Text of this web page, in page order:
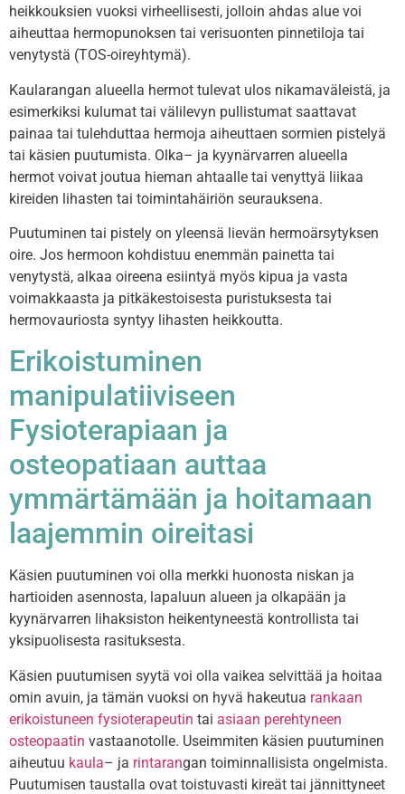
heikkouksien vuoksi virheellisesti, jolloin ahdas alue voi
aiheuttaa hermopunoksen tai verisuonten pinnetiloja tai
venytystä (TOS-oireyhtymä).
Kaularangan alueella hermot tulevat ulos nikamaväleistä, ja
esimerkiksi kulumat tai välilevyn pullistumat saattavat
painaa tai tulehduttaa hermoja aiheuttaen sormien pistelyä
tai käsien puutumista. Olka– ja kyynärvarren alueella
hermot voivat joutua hieman ahtaalle tai venyttyä liikaa
kireiden lihasten tai toimintahäiriön seurauksena.
Puutuminen tai pistely on yleensä lievän hermoärsytyksen
oire. Jos hermoon kohdistuu enemmän painetta tai
venytystä, alkaa oireena esiintyä myös kipua ja vasta
voimakkaasta ja pitkäkestoisesta puristuksesta tai
hermovauriosta syntyy lihasten heikkoutta.
Erikoistuminen
manipulatiiviseen
Fysioterapiaan ja
osteopatiaan auttaa
ymmärtämään ja hoitamaan
laajemmin oireitasi
Käsien puutuminen voi olla merkki huonosta niskan ja
hartioiden asennosta, lapaluun alueen ja olkapään ja
kyynärvarren lihaksiston heikentyneestä kontrollista tai
yksipuolisesta rasituksesta.
Käsien puutumisen syytä voi olla vaikea selvittää ja hoitaa
omin avuin, ja tämän vuoksi on hyvä hakeutua rankaan
erikoistuneen fysioterapeutin tai asiaan perehtyneen
osteopaatin vastaanotolle. Useimmiten käsien puutuminen
aiheutuu kaula– ja rintarangan toiminnallisista ongelmista.
Puutumisen taustalla ovat toistuvasti kireät tai jännittyneet